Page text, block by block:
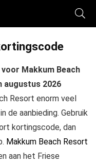
Makkum Beach
augustus 2026
Resort enorm veel
de aanbieding. Gebruik
kortingscode, dan
Makkum Beach Resort
aan het Friese